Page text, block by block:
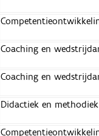
Coaching en
Coaching en
Didactiek en